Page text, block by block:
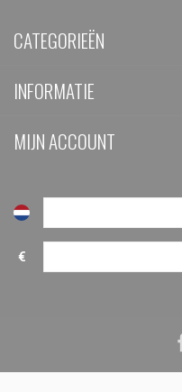
CATEGORIEËN
INFORMATIE
MIJN ACCOUNT
€